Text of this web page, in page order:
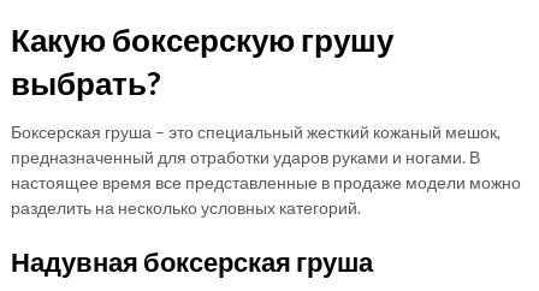
Какую боксерскую грушу
выбрать?
Боксерская груша – это специальный жесткий кожаный мешок,
предназначенный для отработки ударов руками и ногами. В
настоящее время все представленные в продаже модели можно
разделить на несколько условных категорий.
Надувная боксерская груша